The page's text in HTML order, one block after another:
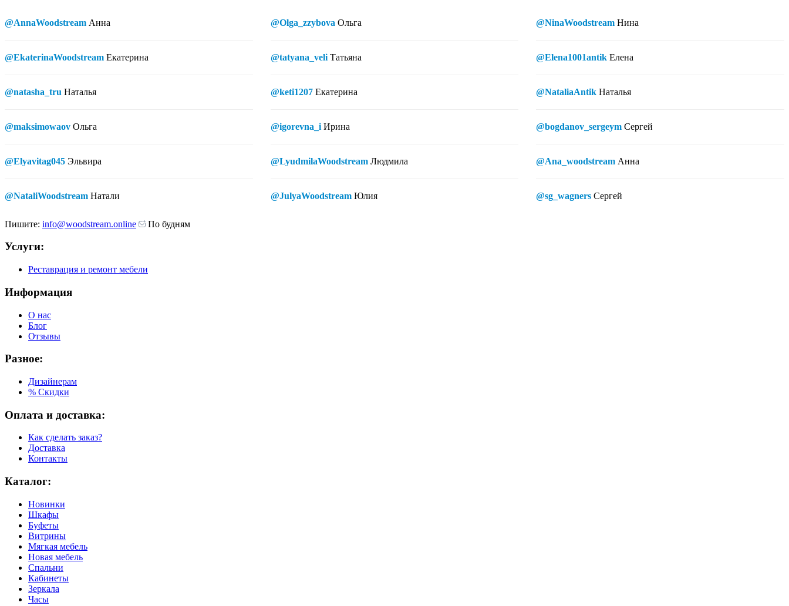
@AnnaWoodstream Анна
@EkaterinaWoodstream Екатерина
@natasha_tru Наталья
@maksimowaov Ольга
@Elyavitag045 Эльвира
@NataliWoodstream Натали
@Olga_zzybova Ольга
@tatyana_veli Татьяна
@keti1207 Екатерина
@igorevna_i Ирина
@LyudmilaWoodstream Людмила
@JulyaWoodstream Юлия
@NinaWoodstream Нина
@Elena1001antik Елена
@NataliaAntik Наталья
@bogdanov_sergeym Сергей
@Ana_woodstream Анна
@sg_wagners Сергей
Пишите: info@woodstream.online По будням
Услуги:
Реставрация и ремонт мебели
Информация
О нас
Блог
Отзывы
Разное:
Дизайнерам
% Скидки
Оплата и доставка:
Как сделать заказ?
Доставка
Контакты
Каталог:
Новинки
Шкафы
Буфеты
Витрины
Мягкая мебель
Новая мебель
Спальни
Кабинеты
Зеркала
Часы